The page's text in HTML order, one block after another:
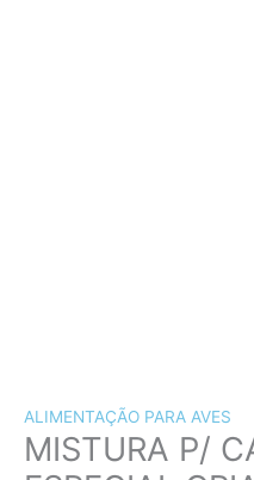
ALIMENTAÇÃO PARA AVES
MISTURA P/
CANÁRIOS
ESPECIAL